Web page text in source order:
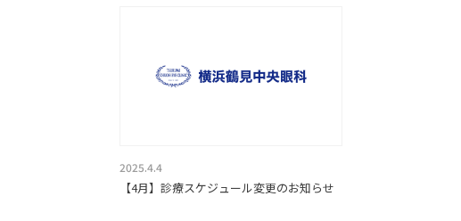
2025.4.4
【4月】診療スケジュール変更のお知らせ